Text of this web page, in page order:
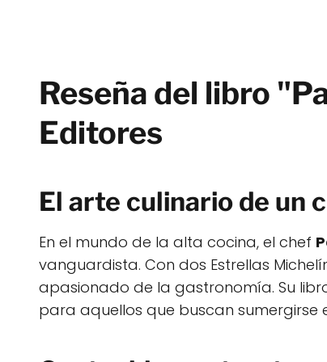
Reseña del libro
Editores
El arte culinario de un
En el mundo de la alta cocina, el chef
vanguardista. Con dos Estrellas
apasionado de la gastronomía. Su
para aquellos que buscan sumergirse